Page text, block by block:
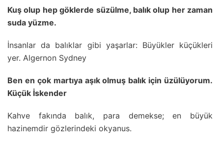
Kuş olup hep göklerde süzülme, balık olup her zaman
suda yüzme.
İnsanlar da balıklar gibi yaşarlar: Büyükler küçükleri
yer. Algernon Sydney
Ben en çok martıya aşık olmuş balık için üzülüyorum.
Küçük İskender
Kahve fakında balık, para demekse; en büyük
hazinemdir gözlerindeki okyanus.